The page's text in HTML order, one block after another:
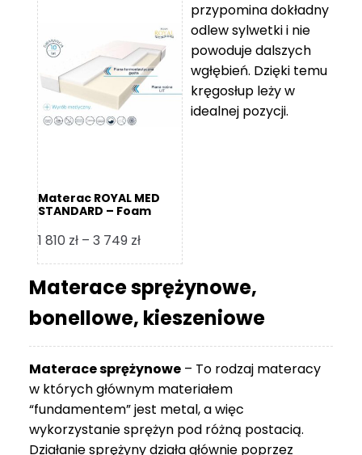
119 zł
do
11
670 zł
Materac ROYAL MED
STANDARD – Foam
1 810 zł – 3 749 złZakres
cen:
od
1
810 zł
749 zł
przypomina dokładny
odlew sylwetki i nie
powoduje dalszych
wgłębień. Dzięki temu
kręgosłup leży w
idealnej pozycji.
Materace sprężynowe,
bonellowe, kieszeniowe
Materace sprężynowe – To rodzaj materacy
w których głównym materiałem
“fundamentem” jest metal, a więc
wykorzystanie sprężyn pod różną postacią.
Działanie sprężyny działa głównie poprzez